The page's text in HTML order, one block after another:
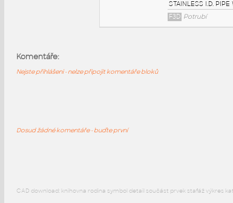
Komentáře:
Nejste přihlášeni - nelze připojit komentáře bloků
Dosud žádné komentáře - buďte první
CAD download: knihovna rodina symbol detail součást prvek stafáž výkres